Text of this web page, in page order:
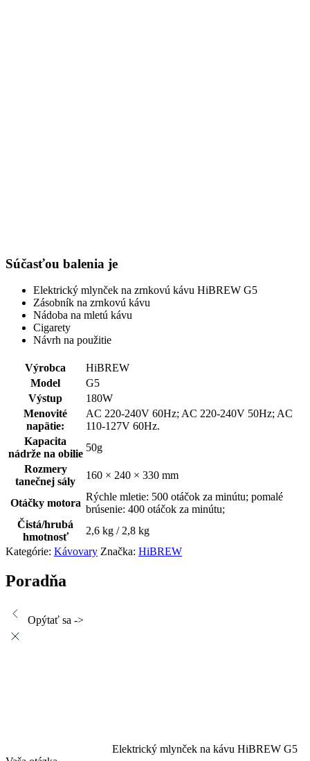
Súčasťou balenia je
Elektrický mlynček na zrnkovú kávu HiBREW G5
Zásobník na zrnkovú kávu
Nádoba na mletú kávu
Cigarety
Návrh na použitie
Výrobca
HiBREW
Model
G5
Výstup
180W
Menovité
napätie:
AC 220-240V 60Hz; AC 220-240V 50Hz; AC
110-127V 60Hz.
Kapacita
nádrže na obilie
50g
Rozmery
tanečnej sály
160 × 240 × 330 mm
Otáčky motora
Rýchle mletie: 500 otáčok za minútu; pomalé
brúsenie: 400 otáčok za minútu;
Čistá/hrubá
hmotnosť
2,6 kg / 2,8 kg
Kategórie: Kávovary Značka: HiBREW
Poradňa
Opýtať sa ->
Elektrický mlynček na kávu HiBREW G5